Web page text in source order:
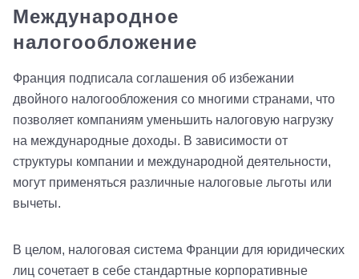
Международное
налогообложение
Франция подписала соглашения об избежании
двойного налогообложения со многими странами, что
позволяет компаниям уменьшить налоговую нагрузку
на международные доходы. В зависимости от
структуры компании и международной деятельности,
могут применяться различные налоговые льготы или
вычеты.
В целом, налоговая система Франции для юридических
лиц сочетает в себе стандартные корпоративные